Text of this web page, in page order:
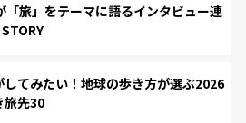
「旅」をテーマに語るインタビュー連
てみたい！地球の歩き方が選ぶ2026
旅先30